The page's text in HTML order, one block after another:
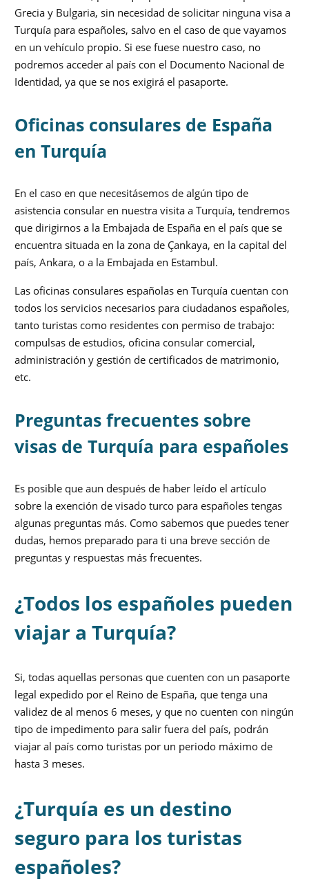
Grecia y Bulgaria, sin necesidad de solicitar ninguna visa a
Turquía para españoles, salvo en el caso de que vayamos
en un vehículo propio. Si ese fuese nuestro caso, no
podremos acceder al país con el Documento Nacional de
Identidad, ya que se nos exigirá el pasaporte.
Oficinas consulares de España
en Turquía
En el caso en que necesitásemos de algún tipo de
asistencia consular en nuestra visita a Turquía, tendremos
que dirigirnos a la Embajada de España en el país que se
encuentra situada en la zona de Çankaya, en la capital del
país, Ankara, o a la Embajada en Estambul.
Las oficinas consulares españolas en Turquía cuentan con
todos los servicios necesarios para ciudadanos españoles,
tanto turistas como residentes con permiso de trabajo:
compulsas de estudios, oficina consular comercial,
administración y gestión de certificados de matrimonio,
etc.
Preguntas frecuentes sobre
visas de Turquía para españoles
Es posible que aun después de haber leído el artículo
sobre la exención de visado turco para españoles tengas
algunas preguntas más. Como sabemos que puedes tener
dudas, hemos preparado para ti una breve sección de
preguntas y respuestas más frecuentes.
¿Todos los españoles pueden
viajar a Turquía?
Si, todas aquellas personas que cuenten con un pasaporte
legal expedido por el Reino de España, que tenga una
validez de al menos 6 meses, y que no cuenten con ningún
tipo de impedimento para salir fuera del país, podrán
viajar al país como turistas por un periodo máximo de
hasta 3 meses.
¿Turquía es un destino
seguro para los turistas
españoles?